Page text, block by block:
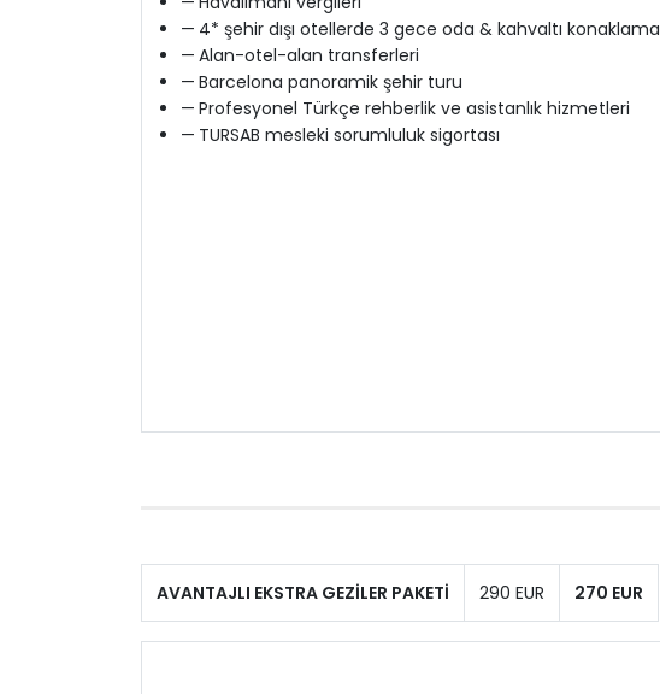
— 4* şehir dışı otellerde 3 gece oda & kahvaltı konaklama
— Alan-otel-alan transferleri
— Barcelona panoramik şehir turu
— Profesyonel Türkçe rehberlik ve asistanlık hizmetleri
— TURSAB mesleki sorumluluk sigortası
AVANTAJLI EKSTRA GEZİLER PAKETİ 290 EUR 270 EUR